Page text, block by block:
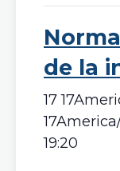
de la
17
19:20